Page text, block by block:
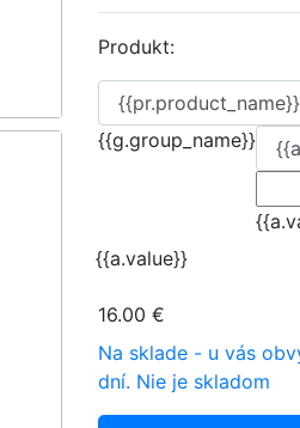
Produkt:
{{g.group_name}}
{{a.value}}
16.00 €
Na sklade - u vás
dní. Nie je skladom